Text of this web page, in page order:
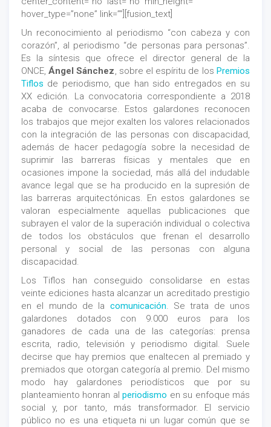
hover_type=”none” link=””][fusion_text]
Un reconocimiento al periodismo “con cabeza y con
corazón”, al periodismo “de personas para personas”.
Es la síntesis que ofrece el director general de la
ONCE,Ángel Sánchez, sobre el espíritu de los Premios
Tiflos de periodismo, que han sido entregados en su
XX edición. La convocatoria correspondiente a 2018
acaba de convocarse. Estos galardones reconocen
los trabajos que mejor exalten los valores relacionados
con la integración de las personas con discapacidad,
además de hacer pedagogía sobre la necesidad de
suprimir las barreras físicas y mentales que en
ocasiones impone la sociedad, más allá del indudable
avance legal que se ha producido en la supresión de
las barreras arquitectónicas. En estos galardones se
valoran especialmente aquellas publicaciones que
subrayen el valor de la superación individual o colectiva
de todos los obstáculos que frenan el desarrollo
personal y social de las personas con alguna
discapacidad.
Los Tiflos han conseguido consolidarse en estas
veinte ediciones hasta alcanzar un acreditado prestigio
en el mundo de la comunicación. Se trata de unos
galardones dotados con 9.000 euros para los
ganadores de cada una de las categorías: prensa
escrita, radio, televisión y periodismo digital. Suele
decirse que hay premios que enaltecen al premiado y
premiados que otorgan categoría al premio. Del mismo
modo hay galardones periodísticos que por su
planteamiento honran alperiodismo en su enfoque más
social y, por tanto, más transformador. El servicio
público no es una etiqueta ni un lugar común que se